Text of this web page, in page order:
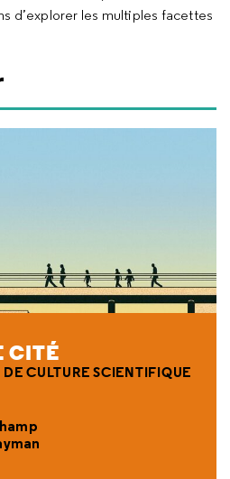
d’explorer les multiples facettes
CITÉ
CULTURE SCIENTIFIQUE